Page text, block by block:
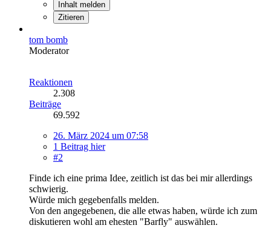
Inhalt melden
Zitieren
tom bomb
Moderator
Reaktionen
2.308
Beiträge
69.592
26. März 2024 um 07:58
1 Beitrag hier
#2
Finde ich eine prima Idee, zeitlich ist das bei mir allerdings
schwierig.
Würde mich gegebenfalls melden.
Von den angegebenen, die alle etwas haben, würde ich zum
diskutieren wohl am ehesten "Barfly" auswählen.